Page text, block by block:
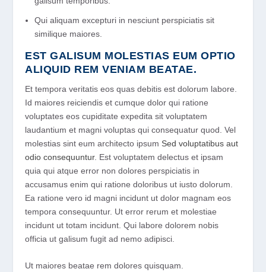
Qui aliquam excepturi in nesciunt perspiciatis sit
similique maiores.
EST GALISUM MOLESTIAS EUM OPTIO
ALIQUID REM VENIAM BEATAE.
Et tempora veritatis eos quas debitis est dolorum labore.
Id maiores reiciendis et cumque dolor qui ratione
voluptates eos cupiditate expedita sit voluptatem
laudantium et magni voluptas qui consequatur quod. Vel
molestias sint eum architecto ipsum Sed voluptatibus aut
odio consequuntur. Est voluptatem delectus et ipsam
quia qui atque error non dolores perspiciatis in
accusamus enim qui ratione doloribus ut iusto dolorum.
Ea ratione vero id magni incidunt ut dolor magnam eos
tempora consequuntur. Ut error rerum et molestiae
incidunt ut totam incidunt. Qui labore dolorem nobis
officia ut galisum fugit ad nemo adipisci.
Ut maiores beatae rem dolores quisquam.